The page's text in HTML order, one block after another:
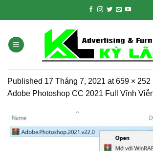
Published 17 Tháng 7, 2021 at659 × 252
Adobe Photoshop CC 2021 Full Vĩnh